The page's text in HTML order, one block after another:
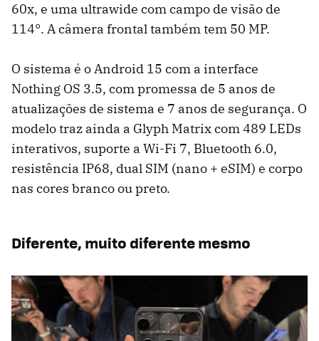
60x, e uma ultrawide com campo de visão de
114°. A câmera frontal também tem 50 MP.
O sistema é o Android 15 com a interface
Nothing OS 3.5, com promessa de 5 anos de
atualizações de sistema e 7 anos de segurança. O
modelo traz ainda a Glyph Matrix com 489 LEDs
interativos, suporte a Wi-Fi 7, Bluetooth 6.0,
resistência IP68, dual SIM (nano + eSIM) e corpo
nas cores branco ou preto.
Diferente, muito diferente mesmo